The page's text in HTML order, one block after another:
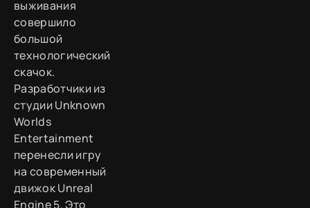
выживания
совершило
большой
технологический
скачок.
Разработчики из
студии Unknown
Worlds
Entertainment
перенесли игру
на современный
движок Unreal
Engine 5. Это